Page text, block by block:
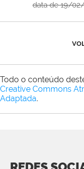
data de 19/
Todo o conteúdo
Creative Commons
Adaptada.